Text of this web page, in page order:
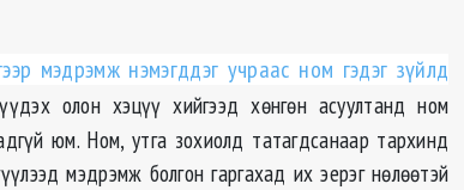
мэдрэмж нэмэгддэг учраас ном гэдэг зүйлд
олон хэцүү хийгээд хөнгөн асуултанд ном
юм. Ном, утга зохиолд татагдсанаар тархинд
мэдрэмж болгон гаргахад их эерэг нөлөөтэй